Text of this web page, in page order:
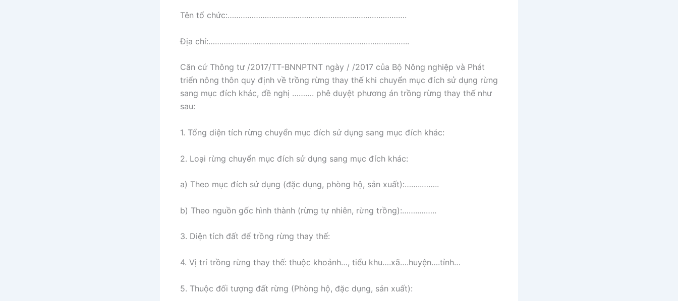
Tên tổ chức:……………………………………………………………………….
Địa chỉ:………………………………………………………………………………..
Căn cứ Thông tư /2017/TT-BNNPTNT ngày / /2017 của Bộ Nông nghiệp và Phát
triển nông thôn quy định về trồng rừng thay thế khi chuyển mục đích sử dụng rừng
sang mục đích khác, đề nghị ………. phê duyệt phương án trồng rừng thay thế như
sau:
1. Tổng diện tích rừng chuyển mục đích sử dụng sang mục đích khác:
2. Loại rừng chuyển mục đích sử dụng sang mục đích khác:
a) Theo mục đích sử dụng (đặc dụng, phòng hộ, sản xuất):……..……..
b) Theo nguồn gốc hình thành (rừng tự nhiên, rừng trồng):……..……..
3. Diện tích đất để trồng rừng thay thế:
4. Vị trí trồng rừng thay thế: thuộc khoảnh…, tiểu khu….xã….huyện….tỉnh…
5. Thuộc đối tượng đất rừng (Phòng hộ, đặc dụng, sản xuất):